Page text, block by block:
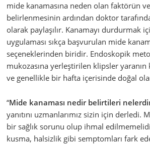
mide kanamasına neden olan faktörün
belirlenmesinin ardından doktor
olarak paylaşılır. Kanamayı durdurmak
uygulaması sıkça başvurulan mide
seçeneklerinden biridir. Endoskopik
mukozasına yerleştirilen klipsler yaranın
ve genellikle bir hafta içerisinde doğal
“Mide kanaması nedir belirtileri
yanıtını uzmanlarımız sizin için derledi.
bir sağlık sorunu olup ihmal
kusma, halsizlik gibi semptomları fark